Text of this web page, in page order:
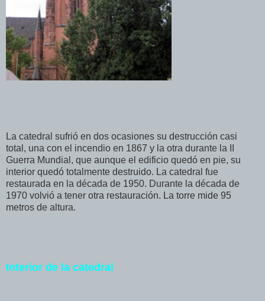
La catedral sufrió en dos ocasiones su destrucción casi
total, una con el incendio en 1867 y la otra durante la II
Guerra Mundial, que aunque el edificio quedó en pie, su
interior quedó totalmente destruido. La catedral fue
restaurada en la década de 1950. Durante la década de
1970 volvió a tener otra restauración. La torre mide 95
metros de altura.
Interior de la catedral